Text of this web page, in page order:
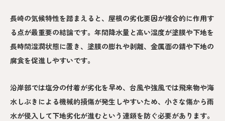
長崎の気候特性を踏まえると、屋根の劣化要因が複合的に作用す
る点が最重要の結論です。年間降水量と高い湿度が塗膜や下地を
長時間湿潤状態に置き、塗膜の膨れや剥離、金属面の錆や下地の
腐食を促進しやすいです。
沿岸部では塩分の付着が劣化を早め、台風や強風では飛来物や海
水しぶきによる機械的損傷が発生しやすいため、小さな傷から雨
水が侵入して下地劣化が進むという連鎖を防ぐ必要があります。